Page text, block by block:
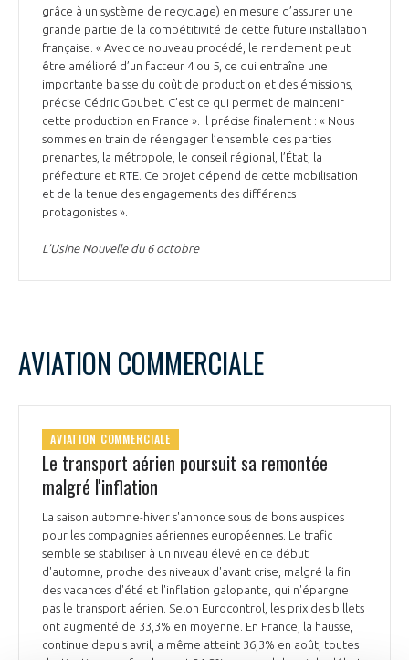
grâce à un système de recyclage) en mesure d’assurer une
grande partie de la compétitivité de cette future installation
française. « Avec ce nouveau procédé, le rendement peut
être amélioré d’un facteur 4 ou 5, ce qui entraîne une
importante baisse du coût de production et des émissions,
précise Cédric Goubet. C’est ce qui permet de maintenir
cette production en France ». Il précise finalement : « Nous
sommes en train de réengager l’ensemble des parties
prenantes, la métropole, le conseil régional, l’État, la
préfecture et RTE. Ce projet dépend de cette mobilisation
et de la tenue des engagements des différents
protagonistes ».
L’Usine Nouvelle du 6 octobre
AVIATION COMMERCIALE
AVIATION COMMERCIALE
Le transport aérien poursuit sa remontée
malgré l'inflation
La saison automne-hiver s'annonce sous de bons auspices
pour les compagnies aériennes européennes. Le trafic
semble se stabiliser à un niveau élevé en ce début
d'automne, proche des niveaux d'avant crise, malgré la fin
des vacances d'été et l'inflation galopante, qui n'épargne
pas le transport aérien. Selon Eurocontrol, les prix des billets
ont augmenté de 33,3% en moyenne. En France, la hausse,
continue depuis avril, a même atteint 36,3% en août, toutes